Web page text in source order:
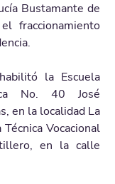
Bustamante de
fraccionamiento
la Escuela
No. 40 José
en la localidad La
Vocacional
en la calle